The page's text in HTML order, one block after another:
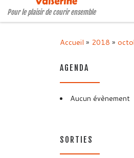
Pour le plaisir de courir ensemble
Accueil » 2018 »
AGENDA
Aucun évènement
SORTIES